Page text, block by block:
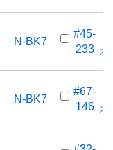
N-BK7
#45-
233 가
N-BK7
#67-
146 가